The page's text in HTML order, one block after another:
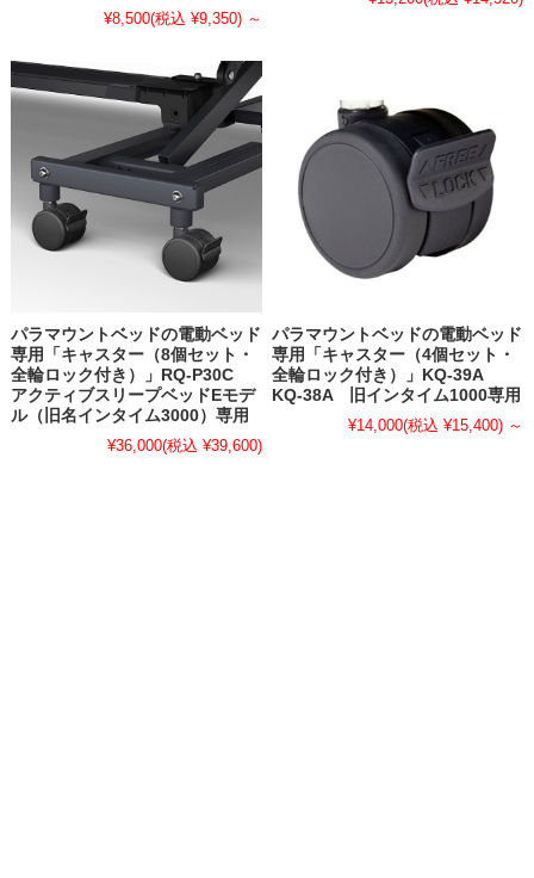
¥8,500(税込 ¥9,350) ～
パラマウントベッドの電動ベッド
専用「キャスター（8個セット・
全輪ロック付き）」RQ-P30C
アクティブスリープベッドEモデ
ル（旧名インタイム3000）専用
¥36,000(税込 ¥39,600)
パラマウントベッドの電動ベッド
専用「キャスター（4個セット・
全輪ロック付き）」KQ-39A
KQ-38A 旧インタイム1000専用
¥14,000(税込 ¥15,400) ～